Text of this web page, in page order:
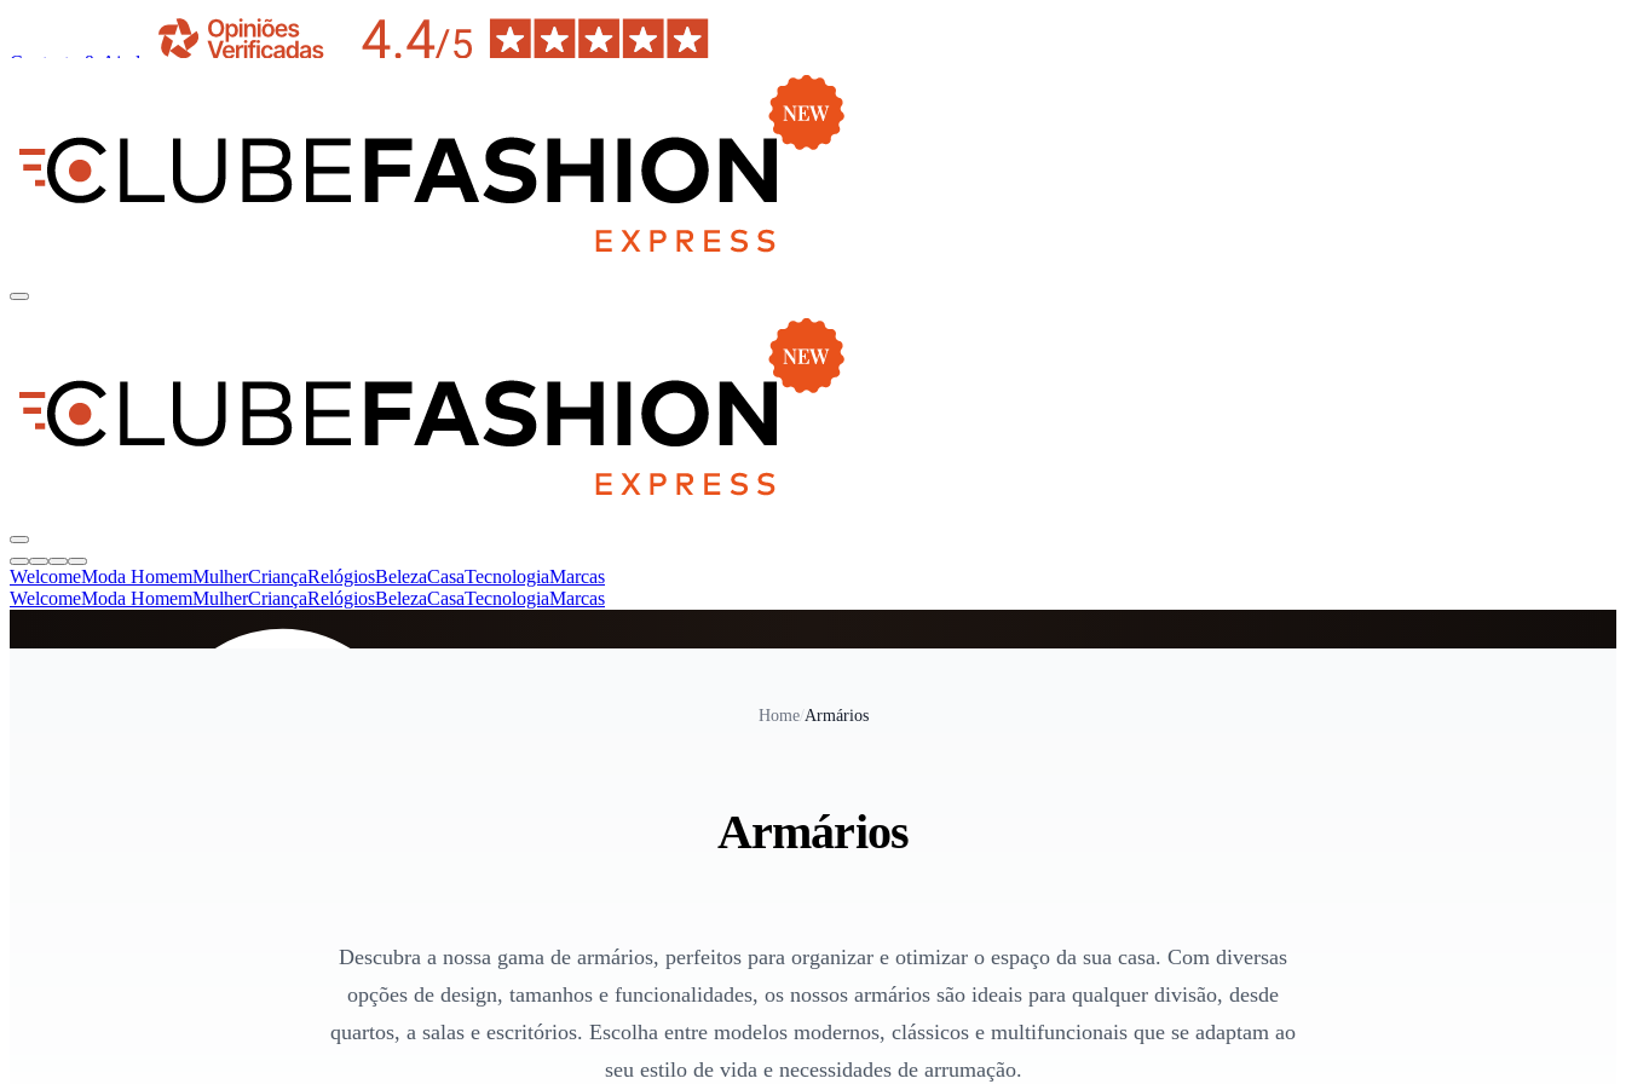
Contacto & Ajuda
WelcomeModa HomemMulherCriançaRelógiosBelezaCasaTecnologiaMarcas
WelcomeModa HomemMulherCriançaRelógiosBelezaCasaTecnologiaMarcas
Home/Armários
Armários
Descubra a nossa gama de armários, perfeitos para organizar e otimizar o espaço da sua casa. Com diversas
opções de design, tamanhos e funcionalidades, os nossos armários são ideais para qualquer divisão, desde
quartos, a salas e escritórios. Escolha entre modelos modernos, clássicos e multifuncionais que se adaptam ao
seu estilo de vida e necessidades de arrumação.